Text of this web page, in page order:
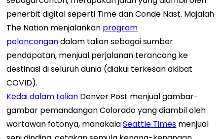
penerbit digital seperti Time dan Conde Nast. Majalah
The Nation menjalankan program
pelancongandalam talian sebagai sumber
pendapatan, menjual perjalanan terancang ke
destinasi di seluruh dunia (diakui terkesan akibat
COVID).
Kedai dalam talian Denver Post menjual gambar-
gambar pemandangan Colorado yang diambil oleh
wartawan fotonya, manakalaSeattle Times menjual